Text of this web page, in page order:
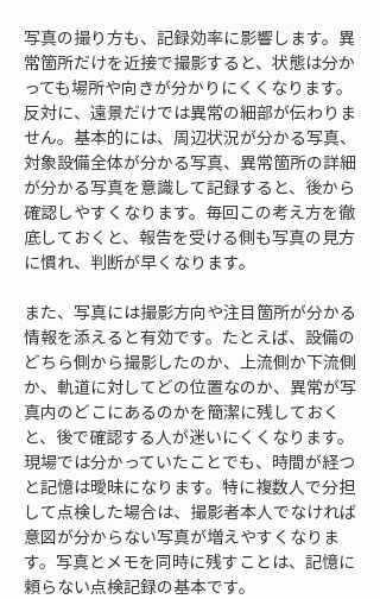
写真の撮り方も、記録効率に影響します。異
常箇所だけを近接で撮影すると、状態は分か
っても場所や向きが分かりにくくなります。
反対に、遠景だけでは異常の細部が伝わりま
せん。基本的には、周辺状況が分かる写真、
対象設備全体が分かる写真、異常箇所の詳細
が分かる写真を意識して記録すると、後から
確認しやすくなります。毎回この考え方を徹
底しておくと、報告を受ける側も写真の見方
に慣れ、判断が早くなります。
また、写真には撮影方向や注目箇所が分かる
情報を添えると有効です。たとえば、設備の
どちら側から撮影したのか、上流側か下流側
か、軌道に対してどの位置なのか、異常が写
真内のどこにあるのかを簡潔に残しておく
と、後で確認する人が迷いにくくなります。
現場では分かっていたことでも、時間が経つ
と記憶は曖昧になります。特に複数人で分担
して点検した場合は、撮影者本人でなければ
意図が分からない写真が増えやすくなりま
す。写真とメモを同時に残すことは、記憶に
頼らない点検記録の基本です。